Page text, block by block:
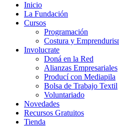
Inicio
La Fundación
Cursos
Programación
Costura y
Involucrate
Doná en la Red
Alianzas Empresariales
Producí con Mediapila
Bolsa de Trabajo Textil
Voluntariado
Novedades
Recursos Gratuitos
Tienda